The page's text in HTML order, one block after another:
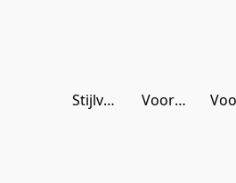
Stijlvol voor hem! Voor haar, met liefde gekozen!